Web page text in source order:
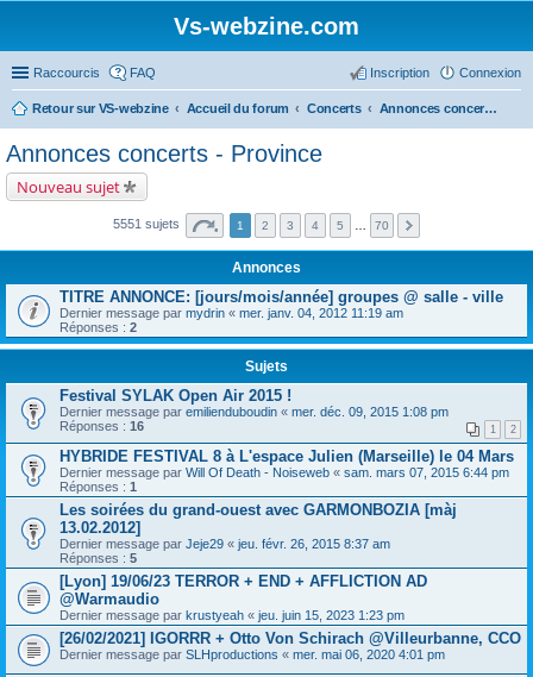
Vs-webzine.com
Raccourcis FAQ Connexion
Inscription
Retour sur VS-webzine Accueil du forum Concerts Annonces concerts - Province
Annonces concerts - Province
Nouveau sujet
5551 sujets 1 2 3 4 5 70
Annonces
TITRE ANNONCE: [jours/mois/année] groupes @ salle - ville
Dernier message par mydrin « mer. janv. 04, 2012 11:19 am
Réponses : 2
Sujets
Festival SYLAK Open Air 2015 !
Dernier message par emilienduboudin « mer. déc. 09, 2015 1:08 pm
Réponses : 16 1 2
HYBRIDE FESTIVAL 8 à L'espace Julien (Marseille) le 04 Mars
Dernier message par Will Of Death - Noiseweb « sam. mars 07, 2015 6:44 pm
Réponses : 1
Les soirées du grand-ouest avec GARMONBOZIA [màj
13.02.2012]
Dernier message par Jeje29 « jeu. févr. 26, 2015 8:37 am
Réponses : 5
[Lyon] 19/06/23 TERROR + END + AFFLICTION AD
@Warmaudio
Dernier message par krustyeah « jeu. juin 15, 2023 1:23 pm
[26/02/2021] IGORRR + Otto Von Schirach @Villeurbanne, CCO
Dernier message par SLHproductions « mer. mai 06, 2020 4:01 pm